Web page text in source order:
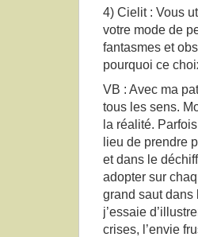
4) Cielit : Vous
votre mode de
fantasmes et
pourquoi ce
VB : Avec ma
tous les sens.
la réalité.
lieu de prendre
et dans le
adopter sur
grand saut dans
j’essaie
crises, l’envie